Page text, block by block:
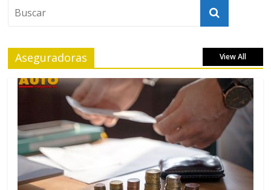
Aseguradoras View All